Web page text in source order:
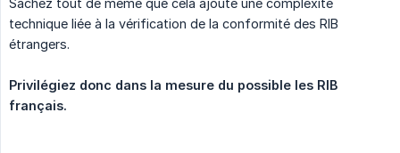
Sachez tout de même que cela ajoute une complexité
technique liée à la vérification de la conformité des RIB
étrangers.
Privilégiez donc dans la mesure du possible les RIB
français.